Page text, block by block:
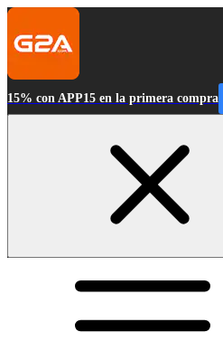
15% con APP15 en la primera compra